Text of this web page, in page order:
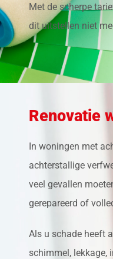
Met de scherpe
dit uitstellen niet
Renovatie
In woningen met
achterstallige
veel gevallen
gerepareerd of
Als u schade heeft
schimmel, lekkage,